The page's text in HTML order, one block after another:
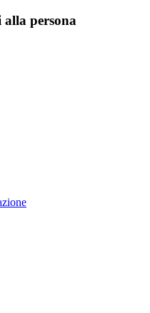
alla persona